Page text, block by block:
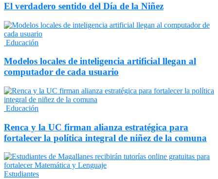
El verdadero sentido del Día de la Niñez
Educación
Modelos locales de inteligencia artificial llegan al
computador de cada usuario
Educación
Renca y la UC firman alianza estratégica para
fortalecer la política integral de niñez de la comuna
Estudiantes